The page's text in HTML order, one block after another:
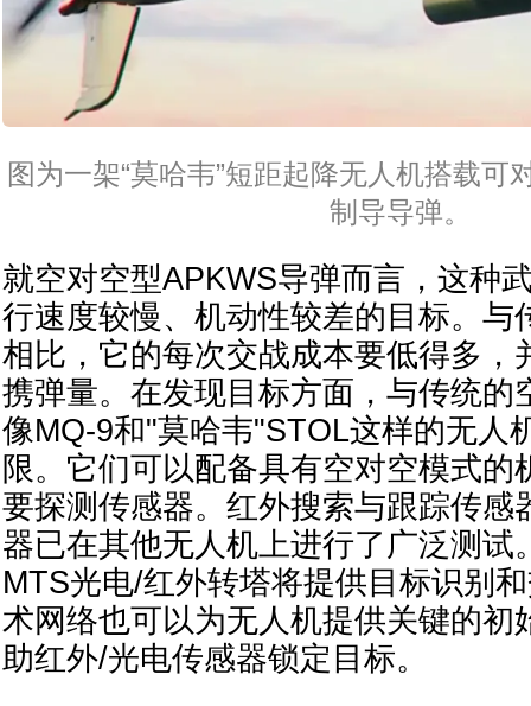
图为一架“莫哈韦”短距起降无人机搭载可
制导导弹。
就空对空型APKWS导弹而言，这种
行速度较慢、机动性较差的目标。与
相比，它的每次交战成本要低得多，
携弹量。在发现目标方面，与传统的
像MQ-9和"莫哈韦"STOL这样的无人
限。它们可以配备具有空对空模式的
要探测传感器。红外搜索与跟踪传感
器已在其他无人机上进行了广泛测试
MTS光电/红外转塔将提供目标识别
术网络也可以为无人机提供关键的初
助红外/光电传感器锁定目标。